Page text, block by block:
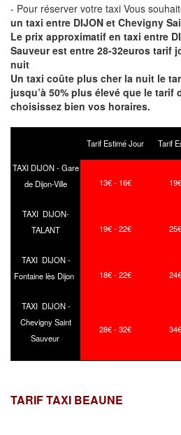
- Pour réserver votre taxi Vous
un taxi entre DIJON et Chevigny
Le prix approximatif en taxi entre
Sauveur est entre 28-32euros tarif
nuit
Un taxi coûte plus cher la nuit le
jusqu’à 50% plus élevé que le
choisissez bien vos horaires.
Tarif Estimé Jour Tarif
TAXI DIJON - Gare
de Dijon-Ville
13€ - 16€
TAXI DIJON-
TALANT
19€ - 22€
TAXI DIJON -
Fontaine lès Dijon
18€ - 22€
TAXI DIJON -
Chevigny Saint
Sauveur
28€ - 32€
TARIF TAXI BEAUNE